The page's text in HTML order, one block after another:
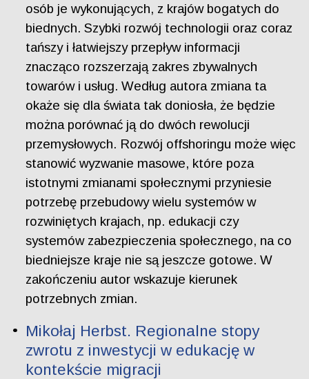
osób je wykonujących, z krajów bogatych do
biednych. Szybki rozwój technologii oraz coraz
tańszy i łatwiejszy przepływ informacji
znacząco rozszerzają zakres zbywalnych
towarów i usług. Według autora zmiana ta
okaże się dla świata tak doniosła, że będzie
można porównać ją do dwóch rewolucji
przemysłowych. Rozwój offshoringu może więc
stanowić wyzwanie masowe, które poza
istotnymi zmianami społecznymi przyniesie
potrzebę przebudowy wielu systemów w
rozwiniętych krajach, np. edukacji czy
systemów zabezpieczenia społecznego, na co
biedniejsze kraje nie są jeszcze gotowe. W
zakończeniu autor wskazuje kierunek
potrzebnych zmian.
Mikołaj Herbst. Regionalne stopy
zwrotu z inwestycji w edukację w
kontekście migracji